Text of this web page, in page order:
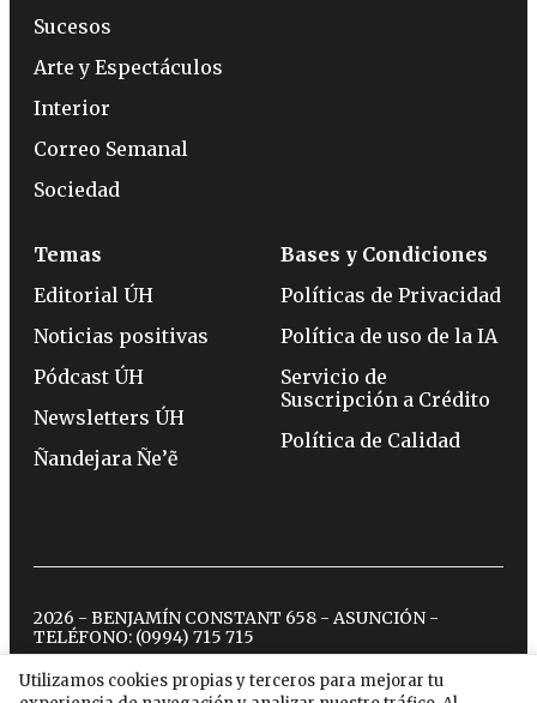
Utilizamos cookies propias y terceros para mejorar tu
Sucesos
Arte y Espectáculos
Interior
Correo Semanal
Sociedad
Temas
Editorial ÚH
Noticias positivas
Pódcast ÚH
Newsletters ÚH
Ñandejara Ñe’ẽ
Bases y Condiciones
Políticas de Privacidad
Política de uso de la IA
Servicio de
Suscripción a Crédito
Política de Calidad
2026 - BENJAMÍN CONSTANT 658 - ASUNCIÓN -
TELÉFONO: (0994) 715 715